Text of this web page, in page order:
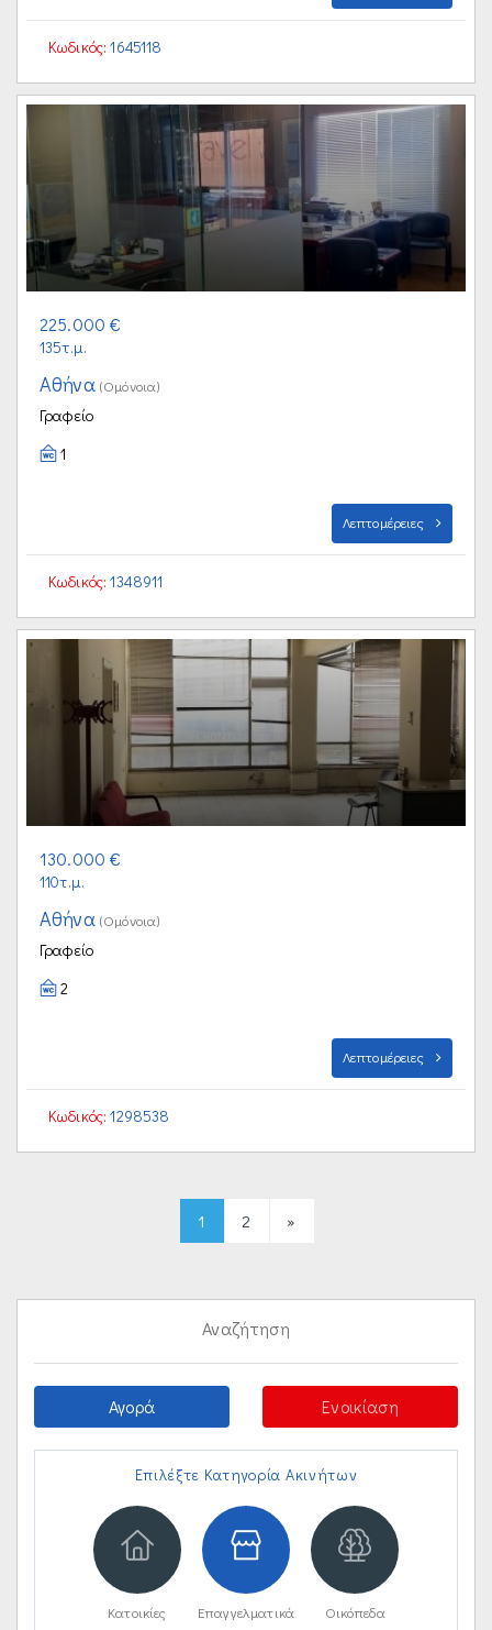
Κωδικός: 1645118
225.000 €
135τ.μ.
Αθήνα (Ομόνοια)
Γραφείο
1
Λεπτομέρειες
Κωδικός: 1348911
130.000 €
110τ.μ.
Αθήνα (Ομόνοια)
Γραφείο
2
Λεπτομέρειες
Κωδικός: 1298538
1 2 »
Αναζήτηση
Αγορά Ενοικίαση
Επιλέξτε Κατηγορία Ακινήτων
Κατοικίες Επαγγελματικά Οικόπεδα